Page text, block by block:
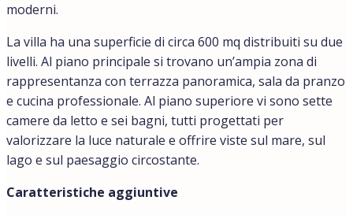
moderni.
La villa ha una superficie di circa 600 mq distribuiti su due
livelli. Al piano principale si trovano un’ampia zona di
rappresentanza con terrazza panoramica, sala da pranzo
e cucina professionale. Al piano superiore vi sono sette
camere da letto e sei bagni, tutti progettati per
valorizzare la luce naturale e offrire viste sul mare, sul
lago e sul paesaggio circostante.
Caratteristiche aggiuntive